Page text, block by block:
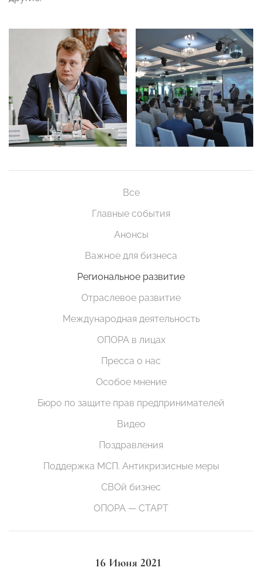
Все
Главные события
Анонсы
Важное для бизнеса
Региональное развитие
Отраслевое развитие
Международная деятельность
ОПОРА в лицах
Пресса о нас
Особое мнение
Бюро по защите прав предпринимателей
Видео
Поздравления
Поддержка МСП. Антикризисные меры
СВОй бизнес
ОПОРА — СТАРТ
16 Июня 2021